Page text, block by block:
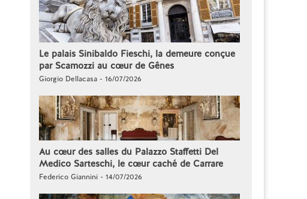
Le palais Sinibaldo Fieschi, la demeure conçue
par Scamozzi au cœur de Gênes
Giorgio Dellacasa - 16/07/2026
Au cœur des salles du Palazzo Staffetti Del
Medico Sarteschi, le cœur caché de Carrare
Federico Giannini - 14/07/2026